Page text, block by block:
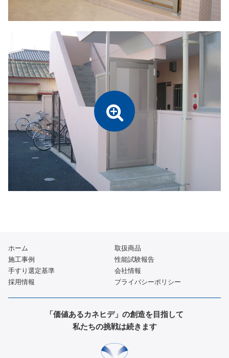
ホーム
取扱商品
施工事例
性能試験報告
手すり選定基準
会社情報
採用情報
プライバシーポリシー
「価値あるカネヒデ」の創造を目指して
私たちの挑戦は続きます